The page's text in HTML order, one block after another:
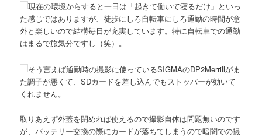
現在の環境からすると一日は「起きて働いて寝るだけ」といっ
た感じではありますが、徒歩にしろ自転車にしろ通勤の時間が意
外と楽しいので結構毎日が充実しています。特に自転車での通勤
はまるで旅気分ですし（笑）。
そう言えば通勤時の撮影に使っているSIGMAのDP2Merrillがま
た調子が悪くて、SDカードを差し込んでもストッパーが効いて
くれません。
取りあえず外蓋を閉めれば使えるので撮影自体は問題無いのです
が、バッテリー交換の際にカードが落ちてしまうので暗闇での撮